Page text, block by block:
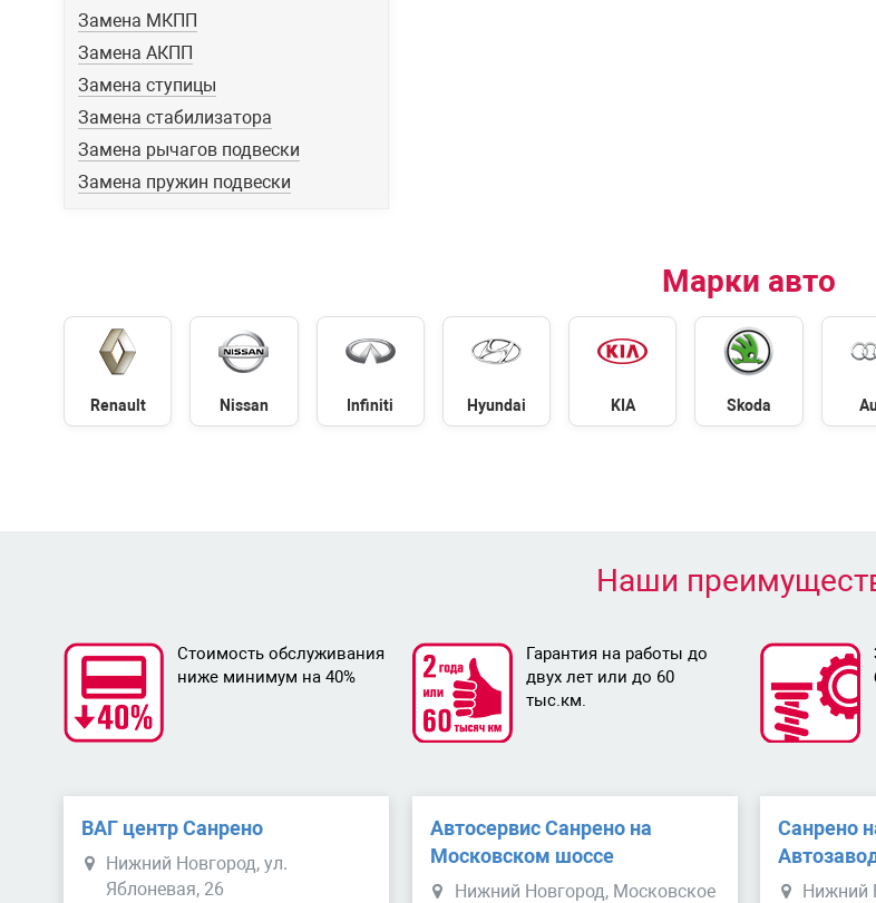
Замена МКПП
Замена АКПП
Замена ступицы
Замена стабилизатора
Замена рычагов подвески
Замена пружин подвески
Марки авто
Renault Nissan Infiniti Hyundai KIA Skoda
Наши
Стоимость обслуживания
ниже минимум на 40%
Гарантия на работы до
двух лет или до 60
тыс.км.
ВАГ центр Санрено
Нижний Новгород, ул.
Яблоневая, 26
Автосервис Санрено на
Московском шоссе
Нижний Новгород, Московское
Санрено
Нижний